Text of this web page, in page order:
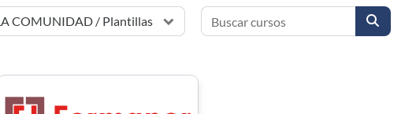
Buscar cursos Buscar